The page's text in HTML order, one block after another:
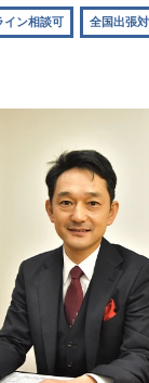
イン相談可 全国出張